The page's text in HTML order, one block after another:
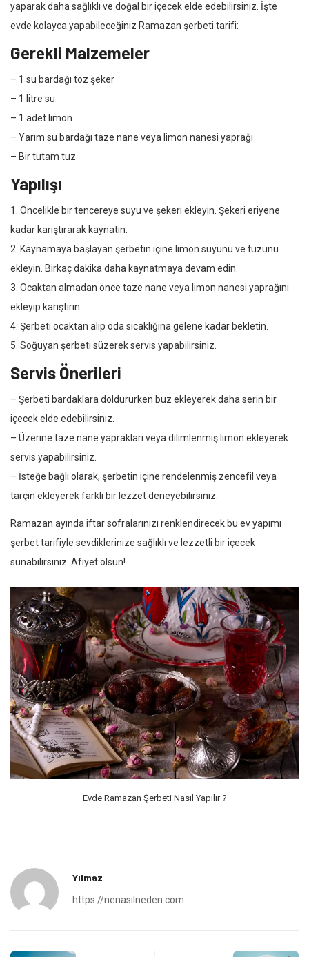
yaparak daha sağlıklı ve doğal bir içecek elde edebilirsiniz. İşte
evde kolayca yapabileceğiniz Ramazan şerbeti tarifi:
Gerekli Malzemeler
– 1 su bardağı toz şeker
– 1 litre su
– 1 adet limon
– Yarım su bardağı taze nane veya limon nanesi yaprağı
– Bir tutam tuz
Yapılışı
1. Öncelikle bir tencereye suyu ve şekeri ekleyin. Şekeri eriyene
kadar karıştırarak kaynatın.
2. Kaynamaya başlayan şerbetin içine limon suyunu ve tuzunu
ekleyin. Birkaç dakika daha kaynatmaya devam edin.
3. Ocaktan almadan önce taze nane veya limon nanesi yaprağını
ekleyip karıştırın.
4. Şerbeti ocaktan alıp oda sıcaklığına gelene kadar bekletin.
5. Soğuyan şerbeti süzerek servis yapabilirsiniz.
Servis Önerileri
– Şerbeti bardaklara doldururken buz ekleyerek daha serin bir
içecek elde edebilirsiniz.
– Üzerine taze nane yaprakları veya dilimlenmiş limon ekleyerek
servis yapabilirsiniz.
– İsteğe bağlı olarak, şerbetin içine rendelenmiş zencefil veya
tarçın ekleyerek farklı bir lezzet deneyebilirsiniz.
Ramazan ayında iftar sofralarınızı renklendirecek bu ev yapımı
şerbet tarifiyle sevdiklerinize sağlıklı ve lezzetli bir içecek
sunabilirsiniz. Afiyet olsun!
Evde Ramazan Şerbeti Nasıl Yapılır ?
Yılmaz
https://nenasilneden.com